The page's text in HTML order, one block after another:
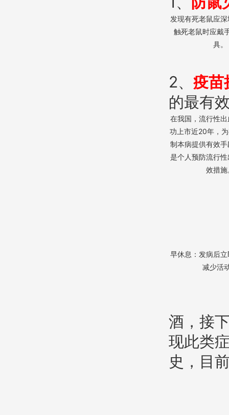
发现有死老鼠应
触死老鼠时应戴
具。
2、 疫苗
的最有
在我国，流行性
功上市近20年，
制本病提供有效
是个人预防流行
效措施
早休息：发病后
减少活
酒，接
现此类
史，目